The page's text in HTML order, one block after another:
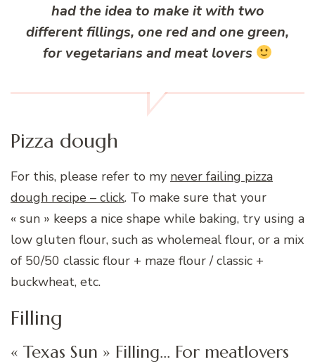
had the idea to make it with two
different fillings, one red and one green,
for vegetarians and meat lovers
Pizza dough
For this, please refer to my never failing pizza
dough recipe – click. To make sure that your
« sun » keeps a nice shape while baking, try using a
low gluten flour, such as wholemeal flour, or a mix
of 50/50 classic flour + maze flour / classic +
buckwheat, etc.
Filling
« Texas Sun » Filling… For meatlovers